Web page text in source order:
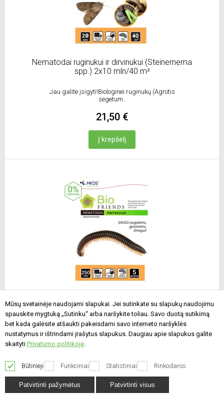
Nematodai ruginukui ir dirvinukui (Steinernema
spp.) 2x10 mln/40 m²
Jau galite įsigyti!Biologinei ruginukų (Agrotis
segetum..
21,50 €
Į krepšelį
Nematodai ŠIMTAKOJAMS (S. feltia)
250mln./5 a
Jau galite įsigyti!Biologinė geltonjuosčio
šimtakojo ko..
Į krepšelį
Mūsų svetainėje naudojami slapukai. Jei sutinkate su slapukų naudojimu
spauskite mygtuką „Sutinku“ arba naršykite toliau. Savo duotą sutikimą
bet kada galėsite atšaukti pakeisdami savo interneto naršyklės
nustatymus ir ištrindami įrašytus slapukus. Daugiau apie slapukus galite
skaityti Privatumo politikoje.
Būtinieji Funkciniai Statistiniai Rinkodaros
Patvirtinti pažymėtus Patvirtinti visus